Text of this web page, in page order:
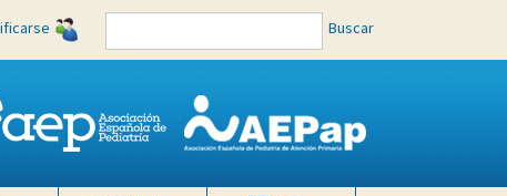
Buscar